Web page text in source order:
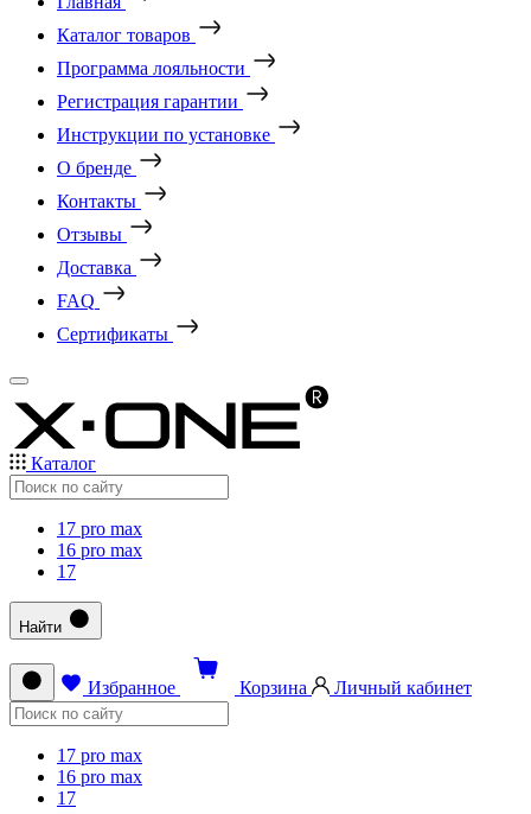
Каталог товаров
Программа лояльности
Регистрация гарантии
Инструкции по установке
О бренде
Контакты
Отзывы
Доставка
FAQ
Сертификаты
Каталог
17 pro max
16 pro max
17
Найти
Избранное Корзина Личный кабинет
17 pro max
16 pro max
17